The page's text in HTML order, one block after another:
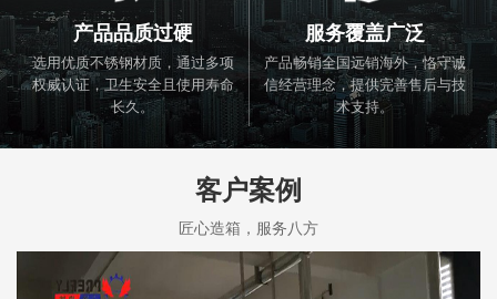
产品品质过硬
选用优质不锈钢材质，通过多项
权威认证，卫生安全且使用寿命
长久。
服务覆盖广泛
产品畅销全国远销海外，恪守诚
信经营理念，提供完善售后与技
术支持。
客户案例
匠心造箱，服务八方